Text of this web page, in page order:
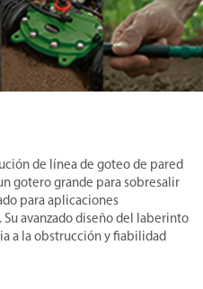
de línea de goteo de pared
gotero grande para sobresalir
para aplicaciones
avanzado diseño del laberinto
a la obstrucción y fiabilidad